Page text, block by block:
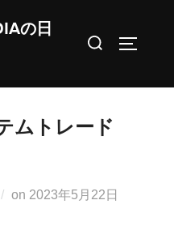
の日
検
ムトレード
on 投
2023年5月22日